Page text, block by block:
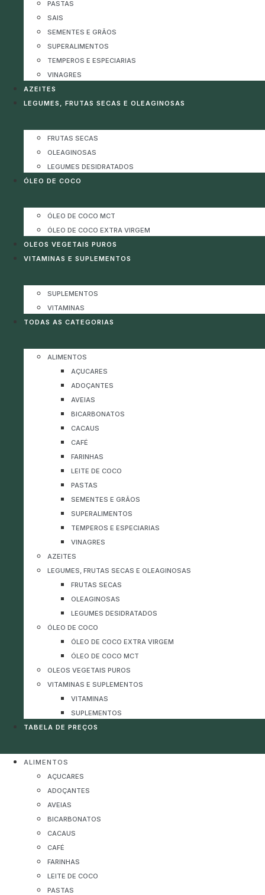
PASTAS
SAIS
SEMENTES E GRÃOS
SUPERALIMENTOS
TEMPEROS E ESPECIARIAS
VINAGRES
AZEITES
LEGUMES, FRUTAS SECAS E OLEAGINOSAS
FRUTAS SECAS
OLEAGINOSAS
LEGUMES DESIDRATADOS
ÓLEO DE COCO
ÓLEO DE COCO MCT
ÓLEO DE COCO EXTRA VIRGEM
OLEOS VEGETAIS PUROS
VITAMINAS E SUPLEMENTOS
SUPLEMENTOS
VITAMINAS
TODAS AS CATEGORIAS
ALIMENTOS
AÇUCARES
ADOÇANTES
AVEIAS
BICARBONATOS
CACAUS
CAFÉ
FARINHAS
LEITE DE COCO
PASTAS
SEMENTES E GRÃOS
SUPERALIMENTOS
TEMPEROS E ESPECIARIAS
VINAGRES
AZEITES
LEGUMES, FRUTAS SECAS E OLEAGINOSAS
FRUTAS SECAS
OLEAGINOSAS
LEGUMES DESIDRATADOS
ÓLEO DE COCO
ÓLEO DE COCO EXTRA VIRGEM
ÓLEO DE COCO MCT
OLEOS VEGETAIS PUROS
VITAMINAS E SUPLEMENTOS
VITAMINAS
SUPLEMENTOS
TABELA DE PREÇOS
ALIMENTOS
AÇUCARES
ADOÇANTES
AVEIAS
BICARBONATOS
CACAUS
CAFÉ
FARINHAS
LEITE DE COCO
PASTAS